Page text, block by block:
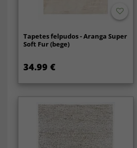
Tapetes felpudos - Aranga Super
Soft Fur (bege)
34.99 €